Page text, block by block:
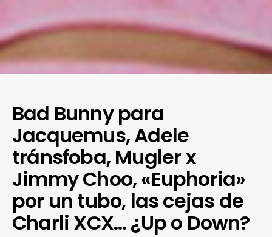
Bad Bunny para
Jacquemus, Adele
tránsfoba, Mugler x
Jimmy Choo, «Euphoria»
por un tubo, las cejas de
Charli XCX… ¿Up o Down?